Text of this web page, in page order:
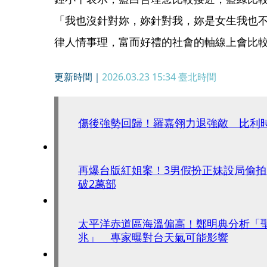
「我也沒針對妳，妳針對我，妳是女生我
律人情事理，富而好禮的社會的軸線上會比
更新時間｜ 2026.03.23 15:34臺北時間
傷後強勢回歸！羅嘉翎力退強敵 比利
再爆台版紅姐案！3男假扮正妹設局偷
破2萬部
太平洋赤道區海溫偏高！鄭明典分析「
兆」 專家曝對台天氣可能影響